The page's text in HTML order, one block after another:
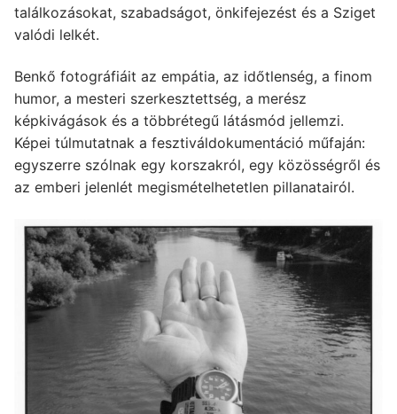
találkozásokat, szabadságot, önkifejezést és a Sziget
valódi lelkét.
Benkő fotográfiáit az empátia, az időtlenség, a finom
humor, a mesteri szerkesztettség, a merész
képkivágások és a többrétegű látásmód jellemzi.
Képei túlmutatnak a fesztiváldokumentáció műfaján:
egyszerre szólnak egy korszakról, egy közösségről és
az emberi jelenlét megismételhetetlen pillanatairól.